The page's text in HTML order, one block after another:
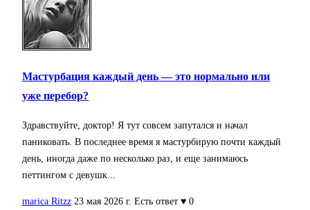
Мастурбация каждый день — это нормально или
уже перебор?
Здравствуйте, доктор! Я тут совсем запутался и начал
паниковать. В последнее время я мастурбирую почти каждый
день, иногда даже по несколько раз, и еще занимаюсь
петтингом с девушк...
marica Ritzz 23 мая 2026 г. Есть ответ ♥ 0